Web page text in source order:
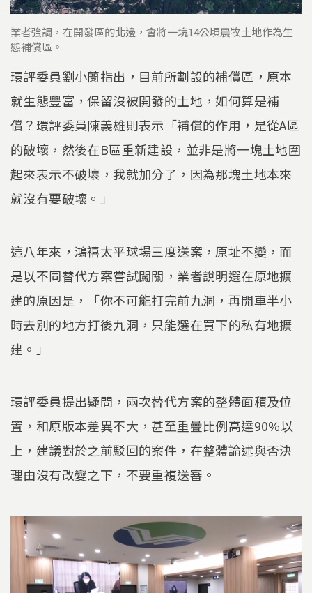
業者強調，在開發區的北邊，會將一塊14公頃農牧土地作為生
態補償區。
環評委員劉小蘭指出，目前所劃設的補償區，原本
就生態豐富，保留沒被開發的土地，如何算是補
償？環評委員陳義雄則表示「補償的作用，是從A區
的破壞，然後在B區重新建設，並非是將一塊土地圍
起來表示不破壞，我就加分了，因為那塊土地本來
就沒有要破壞。」
這八年來，鴻禧太平球場三度送案，原址不變，而
是以不同替代方案嘗試闖關，業者說明選在原地擴
建的原因是，「你不可能打完前九洞，再開車半小
時去別的地方打後九洞，只能選在買下的私有地擴
建。」
環評委員提出疑問，兩次替代方案的整體面積及位
置，和原版本差異不大，甚至重疊比例高達90%以
上，建議對於之前駁回的案件，在整體論述與否決
理由沒有改變之下，不要重複送審。